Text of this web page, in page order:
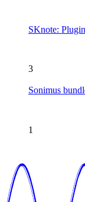
SKnote:
3
Sonimus
1